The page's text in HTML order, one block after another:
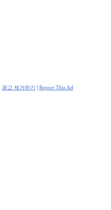
광고 제거하기 | Report This Ad